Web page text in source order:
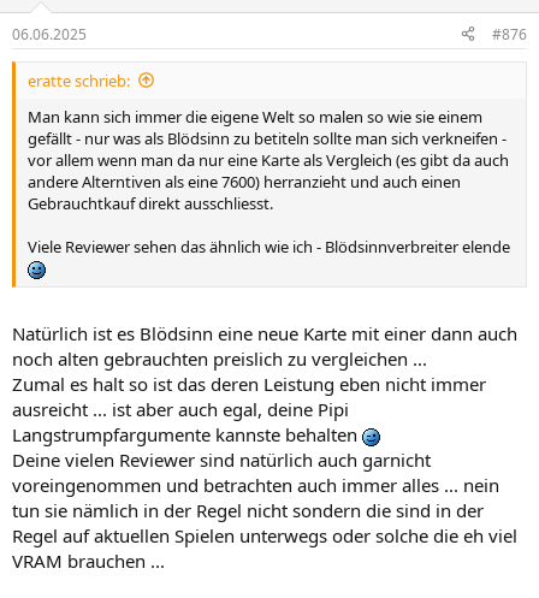
06.06.2025 #876
eratte schrieb:
Man kann sich immer die eigene Welt so malen so wie sie einem
gefällt - nur was als Blödsinn zu betiteln sollte man sich verkneifen -
vor allem wenn man da nur eine Karte als Vergleich (es gibt da auch
andere Alterntiven als eine 7600) herranzieht und auch einen
Gebrauchtkauf direkt ausschliesst.
Viele Reviewer sehen das ähnlich wie ich - Blödsinnverbreiter elende
Natürlich ist es Blödsinn eine neue Karte mit einer dann auch
noch alten gebrauchten preislich zu vergleichen ...
Zumal es halt so ist das deren Leistung eben nicht immer
ausreicht ... ist aber auch egal, deine Pipi
Langstrumpfargumente kannste behalten
Deine vielen Reviewer sind natürlich auch garnicht
voreingenommen und betrachten auch immer alles ... nein
tun sie nämlich in der Regel nicht sondern die sind in der
Regel auf aktuellen Spielen unterwegs oder solche die eh viel
VRAM brauchen ...